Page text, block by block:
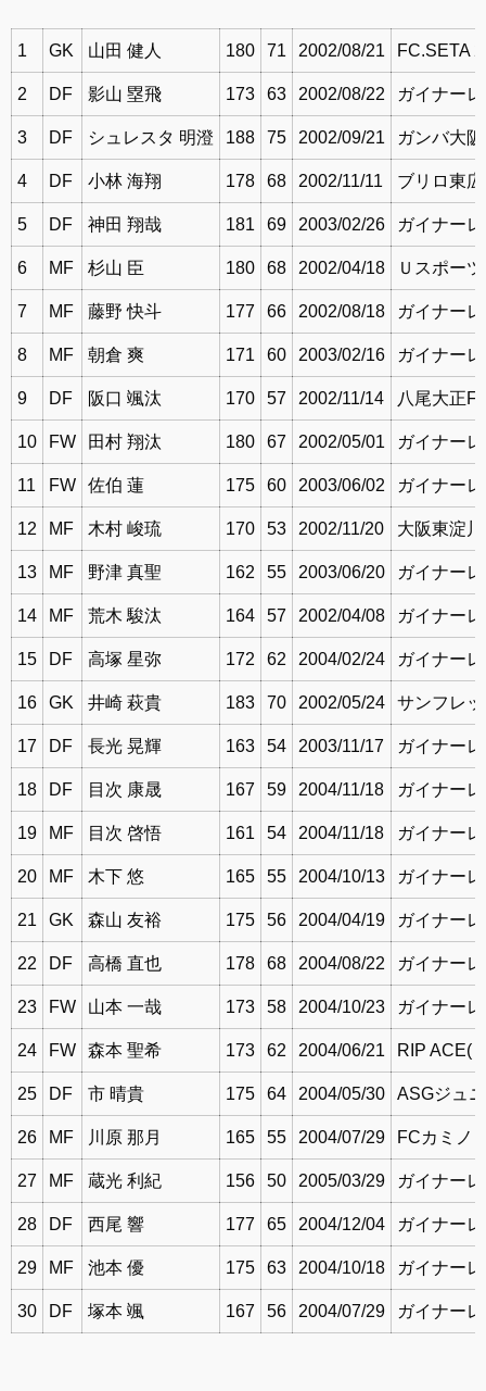
1 GK 山田 健人 180 71 2002/08/21 FC.SETA
2 DF 影山 塁飛 173 63 2002/08/22 ガイナー
3 DF シュレスタ 明澄 188 75 2002/09/21 ガンバ大
4 DF 小林 海翔 178 68 2002/11/11 ブリロ東
5 DF 神田 翔哉 181 69 2003/02/26 ガイナー
6 MF 杉山 臣 180 68 2002/04/18 Ｕスポー
7 MF 藤野 快斗 177 66 2002/08/18 ガイナー
8 MF 朝倉 爽 171 60 2003/02/16 ガイナー
9 DF 阪口 颯汰 170 57 2002/11/14 八尾大正
10 FW 田村 翔汰 180 67 2002/05/01 ガイナー
11 FW 佐伯 蓮 175 60 2003/06/02 ガイナー
12 MF 木村 峻琉 170 53 2002/11/20 大阪東淀
13 MF 野津 真聖 162 55 2003/06/20 ガイナー
14 MF 荒木 駿汰 164 57 2002/04/08 ガイナー
15 DF 高塚 星弥 172 62 2004/02/24 ガイナー
16 GK 井崎 萩貴 183 70 2002/05/24 サンフレ
17 DF 長光 晃輝 163 54 2003/11/17 ガイナー
18 DF 目次 康晟 167 59 2004/11/18 ガイナー
19 MF 目次 啓悟 161 54 2004/11/18 ガイナー
20 MF 木下 悠 165 55 2004/10/13 ガイナー
21 GK 森山 友裕 175 56 2004/04/19 ガイナー
22 DF 高橋 直也 178 68 2004/08/22 ガイナー
23 FW 山本 一哉 173 58 2004/10/23 ガイナー
24 FW 森本 聖希 173 62 2004/06/21 RIP ACE(
25 DF 市 晴貴 175 64 2004/05/30 ASGジュ
26 MF 川原 那月 165 55 2004/07/29 FCカミノ
27 MF 蔵光 利紀 156 50 2005/03/29 ガイナー
28 DF 西尾 響 177 65 2004/12/04 ガイナー
29 MF 池本 優 175 63 2004/10/18 ガイナー
30 DF 塚本 颯 167 56 2004/07/29 ガイナー